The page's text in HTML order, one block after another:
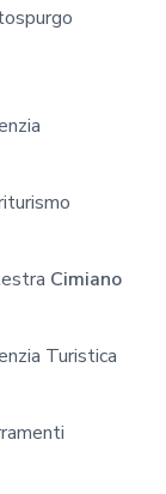
Cimiano
Turistica